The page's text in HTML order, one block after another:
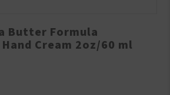
Butter Formula
Cream 2oz/60 ml